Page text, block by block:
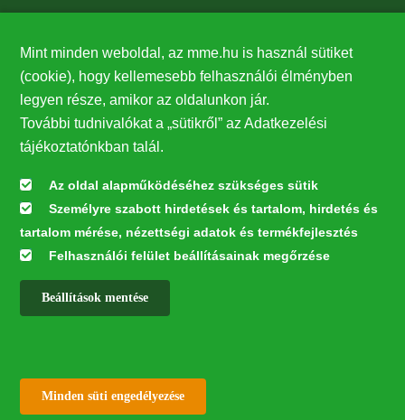
27224
Hírlevél feliratkozás
Értesüljön elsőként legfrissebb híreinkről, eseményeinkről!
Feliratkozás
Mint minden weboldal, az mme.hu is használ sütiket
(cookie), hogy kellemesebb felhasználói élményben
legyen része, amikor az oldalunkon jár.
További tudnivalókat a „sütikről” az Adatkezelési
tájékoztatónkban talál.
Az oldal alapműködéséhez szükséges sütik
Személyre szabott hirdetések és tartalom, hirdetés és
tartalom mérése, nézettségi adatok és termékfejlesztés
Felhasználói felület beállításainak megőrzése
Beállítások mentése
Minden süti engedélyezése